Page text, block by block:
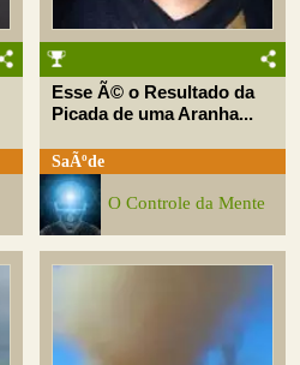
Esse Ã© o Resultado da
Picada de uma Aranha...
SaÃºde
O Controle da Mente